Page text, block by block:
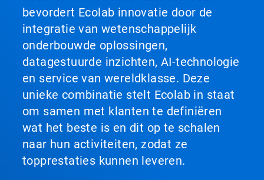
bevordert Ecolab innovatie door de
integratie van wetenschappelijk
onderbouwde oplossingen,
datagestuurde inzichten, AI-technologie
en service van wereldklasse. Deze
unieke combinatie stelt Ecolab in staat
om samen met klanten te definiëren
wat het beste is en dit op te schalen
naar hun activiteiten, zodat ze
topprestaties kunnen leveren.